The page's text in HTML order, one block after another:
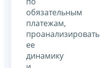
обязательным
платежам,
проанализировать
ее
динамику